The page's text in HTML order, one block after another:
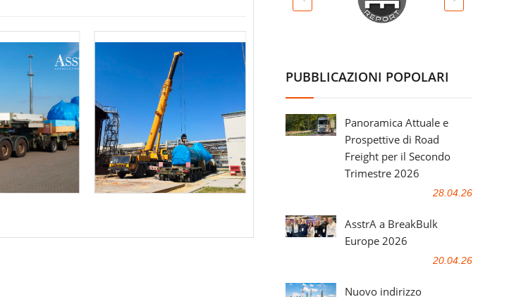
PUBBLICAZIONI POPOLARI
Panoramica Attuale e
Prospettive di Road
Freight per il Secondo
Trimestre 2026
28.04.26
AsstrA a BreakBulk
Europe 2026
20.04.26
Nuovo indirizzo